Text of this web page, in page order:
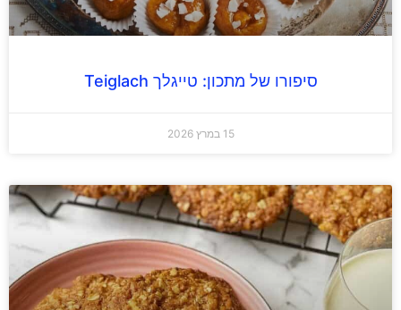
סיפורו של מתכון: טייגלך Teiglach